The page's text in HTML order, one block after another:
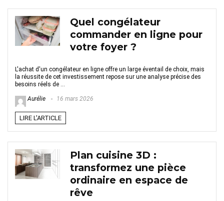
Quel congélateur
commander en ligne pour
votre foyer ?
L'achat d'un congélateur en ligne offre un large éventail de choix, mais
la réussite de cet investissement repose sur une analyse précise des
besoins réels de ...
Aurélie 16 mars 2026
LIRE L'ARTICLE
Plan cuisine 3D :
transformez une pièce
ordinaire en espace de
rêve